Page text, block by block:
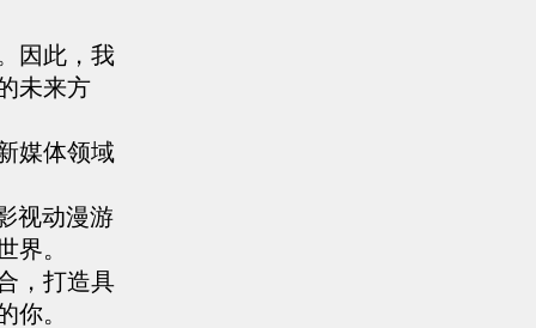
因此，我
未来方
媒体领域
视动漫游
界。
，打造具
你。